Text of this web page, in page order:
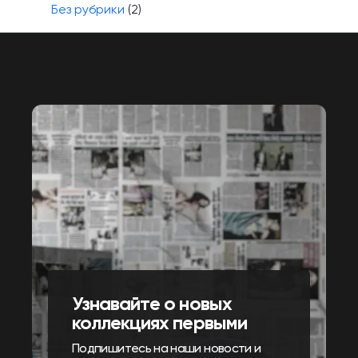
Без рубрики (2)
Узнавайте о новых
коллекциях первыми
Подпишитесь на наши новости и